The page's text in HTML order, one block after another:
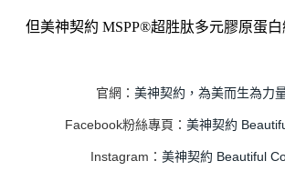
但美神契約 MSPP®超胜肽多元膠原蛋
官網： 美神契約，為美而生為力
Facebook粉絲專頁： 美神契約
Instagram： 美神契約 Beautiful